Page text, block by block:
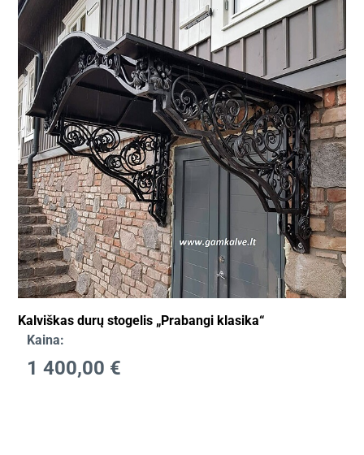
Kalviškas durų stogelis „Prabangi klasika“
Kaina:
1 400,00 €